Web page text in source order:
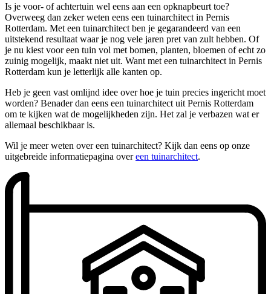
Is je voor- of achtertuin wel eens aan een opknapbeurt toe?
Overweeg dan zeker weten eens een tuinarchitect in Pernis
Rotterdam. Met een tuinarchitect ben je gegarandeerd van een
uitstekend resultaat waar je nog vele jaren pret van zult hebben. Of
je nu kiest voor een tuin vol met bomen, planten, bloemen of echt zo
zuinig mogelijk, maakt niet uit. Want met een tuinarchitect in Pernis
Rotterdam kun je letterlijk alle kanten op.
Heb je geen vast omlijnd idee over hoe je tuin precies ingericht moet
worden? Benader dan eens een tuinarchitect uit Pernis Rotterdam
om te kijken wat de mogelijkheden zijn. Het zal je verbazen wat er
allemaal beschikbaar is.
Wil je meer weten over een tuinarchitect? Kijk dan eens op onze
uitgebreide informatiepagina overeen tuinarchitect.